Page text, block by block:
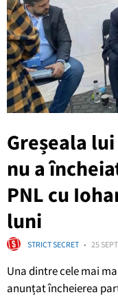
Greșeala
nu a
PNL cu
luni
STRICT SECRET 25
Una dintre cele mai
anunțat încheierea